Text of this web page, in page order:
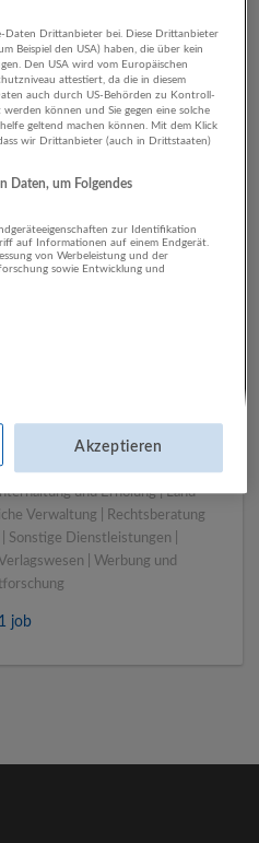
Unternehmen
| Einzelhandel |
und Versicherungsleistungen |
von Waren | IT-
und Erholung | Land-
Verwaltung | Rechtsberatung
Dienstleistungen |
| Werbung und
1 job
Daten Drittanbieter bei. Diese Drittanbieter
Beispiel den USA) haben, die über kein
Den USA wird vom Europäischen
attestiert, da die in diesem
auch durch US-Behörden zu Kontroll-
können und Sie gegen eine solche
geltend machen können. Mit dem Klick
wir Drittanbieter (auch in Drittstaaten)
Daten, um Folgendes
zur Identifikation
auf Informationen auf einem Endgerät.
von Werbeleistung und der
sowie Entwicklung und
Akzeptieren